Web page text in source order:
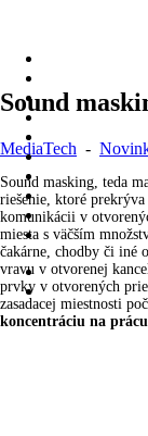
Sound
MediaTech -
Sound masking, teda
riešenie, ktoré
komunikácii v
miesta s väčším
čakárne, chodby či iné
vravu v otvorenej
prvky v otvorených
zasadacej miestnosti
koncentráciu na